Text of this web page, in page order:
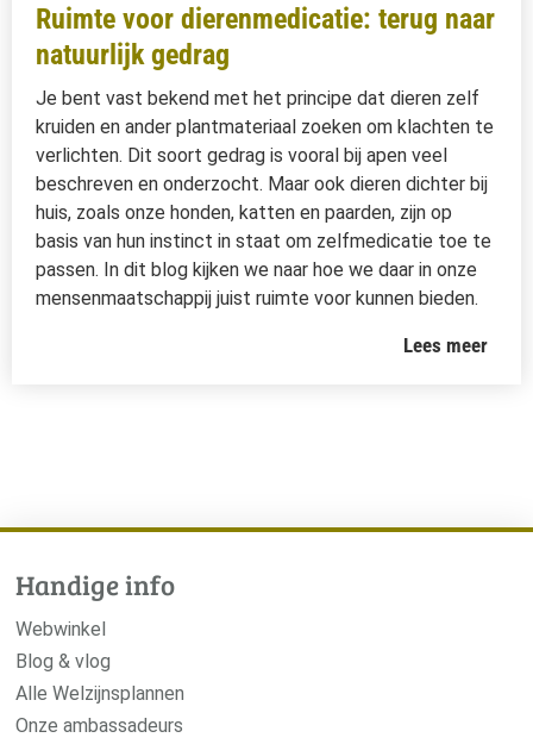
Ruimte voor dierenmedicatie: terug naar
natuurlijk gedrag
Je bent vast bekend met het principe dat dieren zelf
kruiden en ander plantmateriaal zoeken om klachten te
verlichten. Dit soort gedrag is vooral bij apen veel
beschreven en onderzocht. Maar ook dieren dichter bij
huis, zoals onze honden, katten en paarden, zijn op
basis van hun instinct in staat om zelfmedicatie toe te
passen. In dit blog kijken we naar hoe we daar in onze
mensenmaatschappij juist ruimte voor kunnen bieden.
Lees meer
Handige info
Webwinkel
Blog & vlog
Alle Welzijnsplannen
Onze ambassadeurs